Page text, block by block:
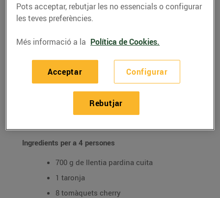
RECEPTES
Amanida de llenties i
taronja
20/de gener/2022
Ingredients per a 4 persones
700 g de llentia pardina cuita
1 taronja
8 tomàquets cherry
Pots acceptar, rebutjar les no essencials o configurar
les teves preferències.
Més informació a la Política de Cookies.
Configurar
Rebutjar
Acceptar